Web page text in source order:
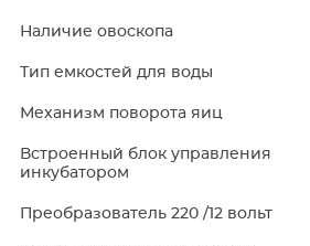
Наличие овоскопа
Тип емкостей для воды
Механизм поворота яиц
Встроенный блок управления
инкубатором
Преобразователь 220 /12 вольт